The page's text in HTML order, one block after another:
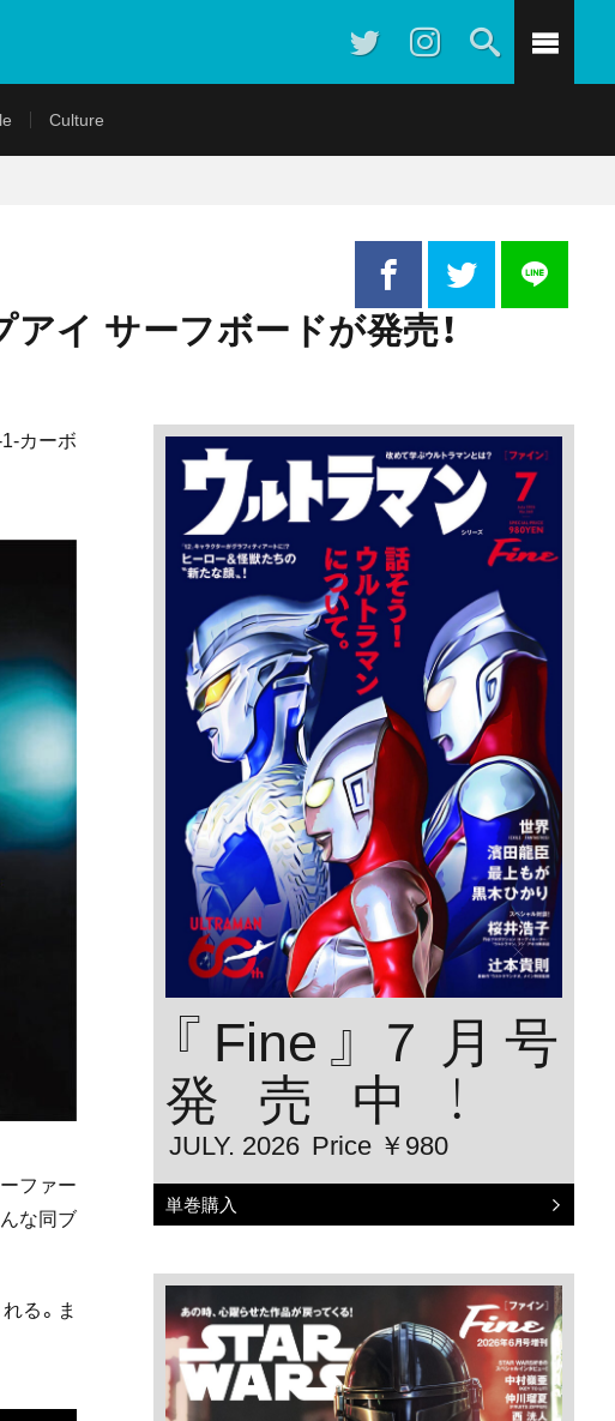
Culture
アイ サーフボードが発売！
カーボ
ファー
な同ブ
る。ま
『Fine』７月号
発売中！
JULY. 2026 Price ￥980
単巻購入